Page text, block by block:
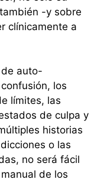
-y sobre
clínicamente a
auto-
los
límites, las
de culpa y
historias
o las
no será fácil
de los